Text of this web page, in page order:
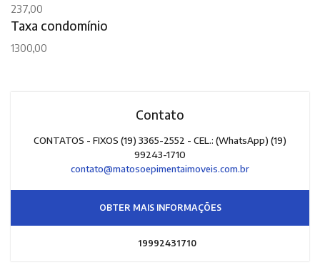
237,00
Taxa condomínio
1300,00
Contato
CONTATOS - FIXOS (19) 3365-2552 - CEL.: (WhatsApp) (19)
99243-1710
contato@matosoepimentaimoveis.com.br
OBTER MAIS INFORMAÇÕES
19992431710